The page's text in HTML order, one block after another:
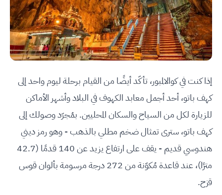
إذا كنت في كوالالمبور، تأكّد أيضًا من القيام برحلة ليوم واحد إلى
كهف باتو، أحد أجمل معابد الكهوف في البلاد وأشهر الأماكن
للزيارة لكل من السياح والسكان المحليين. بمُجرّد وصولك إلى
كهف باتو، سترى تمثال ضخم مطلي بالذهب - وهو رمز ديني
هندوسي قديم - يقف على ارتفاع يزيد عن 140 قدمًا (42.7
مترًا)، عند قاعدة مُكوّنة من 272 درجة مرسومة بألوان قوس
قزح.